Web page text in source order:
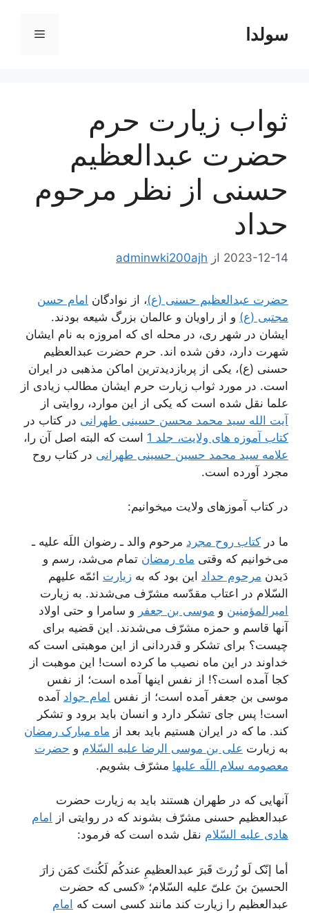
محتواسولدا فهرست
ثواب زیارت حرم
حضرت عبدالعظیم
حسنی از نظر مرحوم
حداد
2023-12-14 از adminwki200ajh
حضرت عبدالعظیم حسنی (ع)، از نوادگان امام حسن
مجتبی (ع) و از راویان و عالمان بزرگ شیعه بودند.
ایشان در شهر ری، در محله ای که امروزه به نام ایشان
شهرت دارد، دفن شده اند. حرم حضرت عبدالعظیم
حسنی (ع)، یکی از پربازدیدترین اماکن مذهبی در ایران
است. در مورد ثواب زیارت حرم ایشان مطالب زیادی از
علما نقل شده است که یکی از این موارد، روایتی از
آیت الله سید محمد محسن حسینی طهرانی در کتاب در
کتاب آموزه های ولایت، جلد 1
است که البته اصل آن را،
علامه سید محمد حسین حسینی طهرانی در کتاب روح
مجرد آورده است.
در کتاب آموزهای ولایت میخوانیم:
ما در کتاب روح مجرد مرحوم والد ـ رضوان اللَه علیه ـ
می‌خوانیم که وقتی ماه رمضان تمام می‌شد، رسم و
دَیدن مرحوم حداد این بود که به زیارت ائمّه علیهم
السّلام در اعتاب مقدّسه مشرّف می‌شدند. به زیارت
امیرالمؤمنین و موسی بن جعفر و سامرا و حتی اولاد
آنها قاسم و حمزه مشرّف می‌شدند. این قضیه برای
چیست؟ برای تشکر و قدردانی از این موهبتی است که
خداوند در این ماه نصیب ما کرده است! این موهبت از
کجا آمده است؟! از نفس اینها آمده است؛ از نفس
موسی بن جعفر آمده است؛ از نفس امام جواد آمده
است! پس جای تشکر دارد و انسان باید برود و تشکر
کند. ما که در ایران هستیم باید بعد از ماه مبارک رمضان
به زیارت علی بن موسی الرضا علیه السّلام و حضرت
معصومه سلام اللَه علیها مشرّف بشویم.
آنهایی که در طهران هستند باید به زیارت حضرت
عبدالعظیم حسنی مشرّف بشوند که در روایتی از
امام
هادی علیه السّلام نقل شده است که فرمود:
أما إنّک لَو زُرتَ قَبرَ عبدالعظیمِ عندکُم لَکُنتَ کمَن زارَ
الحسینَ بنَ علیّ علیه السّلام؛ «کسی که حضرت
عبدالعظیم را زیارت کند مانند کسی است که امام